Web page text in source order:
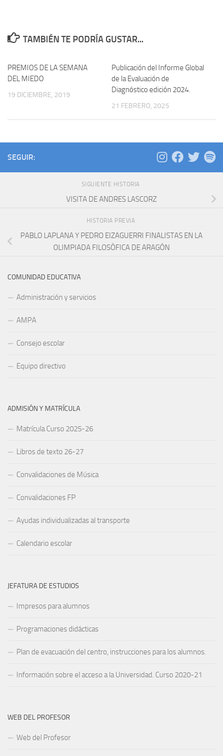
TAMBIÉN TE PODRÍA GUSTAR...
PREMIOS DE LA SEMANA
DEL MIEDO
19 DICIEMBRE, 2019
Publicación del Informe Global
de la Evaluación de
Diagnóstico edición 2024.
21 FEBRERO, 2025
SEGUIR:
SIGUIENTE HISTORIA
VISITA DE ANDRES LASCORZ
HISTORIA PREVIA
PABLO LAPLANA Y PEDRO EIZAGUERRI FINALISTAS EN LA
OLIMPIADA FILOSÓFICA DE ARAGÓN
COMUNIDAD EDUCATIVA
Administración y servicios
AMPA
Consejo escolar
Equipo directivo
ADMISIÓN Y MATRÍCULA
Matrícula Curso 2025-26
Libros de texto 26-27
Convalidaciones de Música
Convalidaciones FP
Ayudas individualizadas al transporte
Calendario escolar
JEFATURA DE ESTUDIOS
Impresos para alumnos
Programaciones didácticas
Plan de evacuación del centro, instrucciones para los alumnos.
Información sobre el acceso a la Universidad. Curso 2020-21
WEB DEL PROFESOR
Web del Profesor